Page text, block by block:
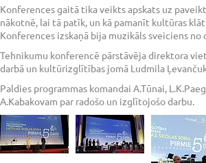
Konferences gaitā tika veikts apskats uz
nākotnē, lai tā patīk, un kā pamanīt kultūras
Konferences izskaņā bija muzikāls sveiciens no
Tehnikumu konferencē pārstāvēja direktora
darbā un kultūrizglītības jomā Ludmila
Paldies programmas komandai A.Tūnai,
A.Kabakovam par radošo un izglītojošo darbu.